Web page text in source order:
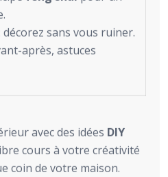
décorez sans vous ruiner.
après, astuces
avec des idées DIY
cours à votre créativité
coin de votre maison.